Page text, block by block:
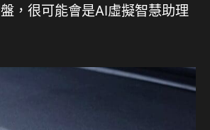
，很可能會是AI虛擬智慧助理